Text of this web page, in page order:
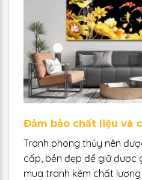
Đảm bảo chất liệu và
Tranh phong thủy nên
cấp, bền đẹp để giữ được
mua tranh kém chất